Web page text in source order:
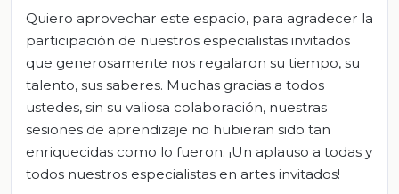
Quiero aprovechar este espacio, para agradecer la
participación de nuestros especialistas invitados
que generosamente nos regalaron su tiempo, su
talento, sus saberes. Muchas gracias a todos
ustedes, sin su valiosa colaboración, nuestras
sesiones de aprendizaje no hubieran sido tan
enriquecidas como lo fueron. ¡Un aplauso a todas y
todos nuestros especialistas en artes invitados!